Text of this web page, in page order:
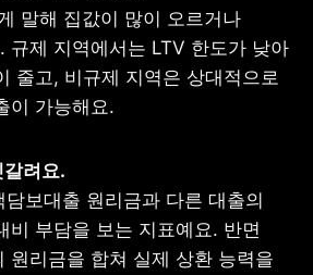
말해 집값이 많이 오르거나
규제 지역에서는 LTV 한도가 낮아
줄고, 비규제 지역은 상대적으로
이 가능해요.
보대출 원리금과 다른 대출의
비 부담을 보는 지표예요. 반면
원리금을 합쳐 실제 상환 능력을